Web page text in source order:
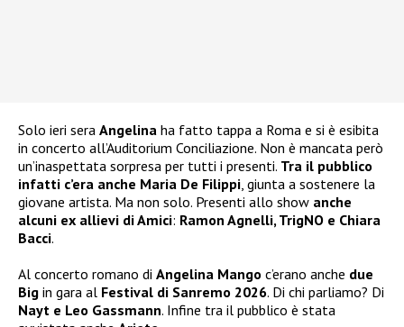
Solo ieri sera Angelina ha fatto tappa a Roma e si è esibita
in concerto all’Auditorium Conciliazione. Non è mancata però
un’inaspettata sorpresa per tutti i presenti. Tra il pubblico
infatti c’era anche Maria De Filippi , giunta a sostenere la
giovane artista. Ma non solo. Presenti allo show anche
alcuni ex allievi di Amici: Ramon Agnelli, TrigNO e Chiara
Bacci.
Al concerto romano di Angelina Mango c’erano anche due
Big in gara al Festival di Sanremo 2026. Di chi parliamo? Di
Nayt e Leo Gassmann. Infine tra il pubblico è stata